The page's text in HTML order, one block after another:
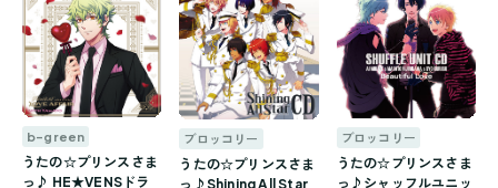
b-green
うたの☆プリンスさま
っ♪ HE★VENSドラ
ブロッコリー
うたの☆プリンスさま
っ♪Shining All Star
ブロッコリー
うたの☆プリンスさま
っ♪シャッフルユニッ